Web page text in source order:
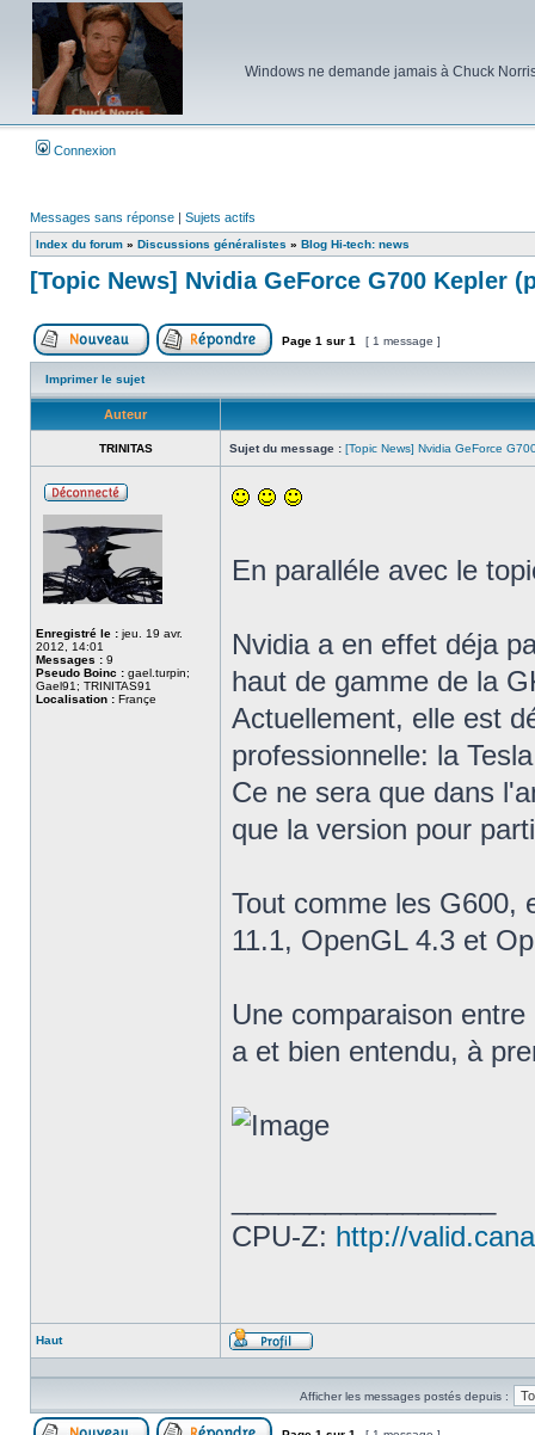
Windows ne demande jamais à Chuck
Connexion
Messages sans réponse | Sujets actifs
Index du forum » Discussions généralistes » Blog Hi-tech: news
[Topic News] Nvidia GeForce G700 Kepler
Poster un nouveau sujetRépondre au sujet
Page 1 sur 1 [ 1 message ]
Imprimer le sujet
Auteur
TRINITAS Sujet du message : [Topic News] Nvidia GeForce
Enregistré le : jeu. 19 avr.
2012, 14:01
Messages : 9
Pseudo Boinc : gael.turpin;
Gael91; TRINITAS91
Localisation : Françe
En paralléle avec le
Nvidia a en effet déja
haut de gamme de la
Actuellement, elle est
professionnelle: la
Ce ne sera que dans
que la version pour
Tout comme les G600,
11.1, OpenGL 4.3 et
Une comparaison
a et bien entendu, à
CPU-Z: http://
Haut
Profil
Afficher les messages postés depuis :